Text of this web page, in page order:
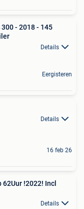
300 - 2018 - 145
Details
Eergisteren
Details
16 feb 26
62Uur !2022! Incl
Details